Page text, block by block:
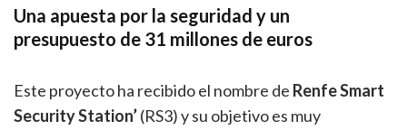
Una apuesta por la seguridad y un
presupuesto de 31 millones de euros
Este proyecto ha recibido el nombre de Renfe Smart
Security Station’(RS3) y su objetivo es muy